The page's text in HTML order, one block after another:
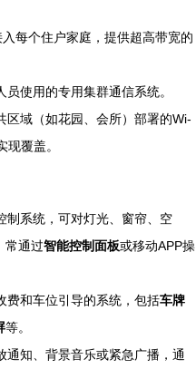
入每个住户家庭，提供超高带宽的
使用的专用集群通信系统。
区域（如花园、会所）部署的Wi-
现覆盖。
制系统，可对灯光、窗帘、空
常通过智能控制面板或移动APP操
费和车位引导的系统，包括车牌
等。
通知、背景音乐或紧急广播，通